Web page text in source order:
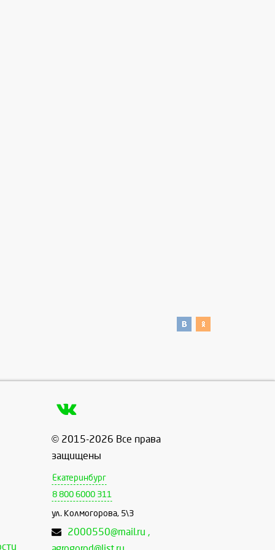
© 2015-2026 Все права
защищены
Екатеринбург
8 800 6000 311
ул. Колмогорова, 5\3
2000550@mail.ru ,